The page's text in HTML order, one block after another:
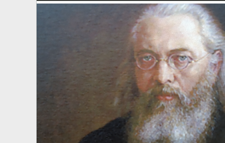
Ορθόδοξη οικογένεια
Σκέψεις-προβληματισμοί